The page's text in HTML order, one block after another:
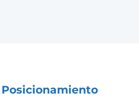
Posicionamiento